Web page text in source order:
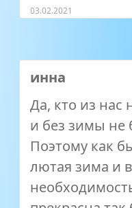
03.02.2021
инна
Да, кто из нас
и без зимы не
Поэтому как
лютая зима и